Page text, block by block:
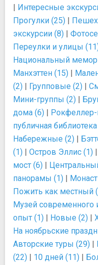
| Интересные
Прогулки (25) |
экскурсии (8) |
Переулки и улицы
Национальный
Манхэттен (15) |
(2) | Групповые (2) |
Мини-группы (2) |
дома (6) | Рокфеллер-
публичная
Набережные (2) |
(1) | Остров Эллис (1) |
мост (6) |
панорамы (1) |
Пожить как местный
Музей современного
опыт (1) | Новые (2) |
На ноябрьские
Авторские туры (29) |
(22) | 10 дней (11) |